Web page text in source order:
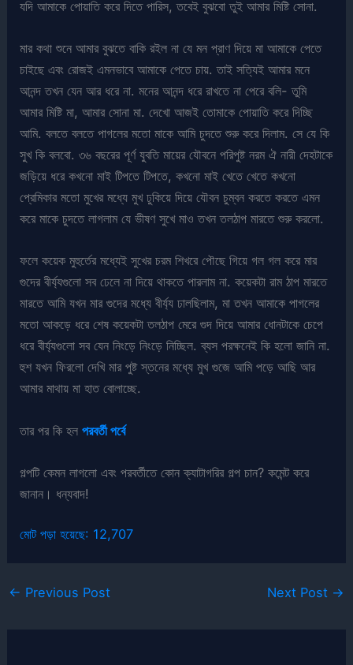
যদি আমাকে পোয়াতি করে দিতে পারিস, তবেই বুঝবো তুই আমার মিষ্টি সোনা.
মার কথা শুনে আমার বুঝতে বাকি রইল না যে মন প্রাণ দিয়ে মা আমাকে পেতে
চাইছে এবং রোজই এমনভাবে আমাকে পেতে চায়. তাই সত্যিই আমার মনে
আনন্দ তখন যেন আর ধরে না. মনের আনন্দ ধরে রাখতে না পেরে বলি- তুমি
আমার মিষ্টি মা, আমার সোনা মা. দেখো আজই তোমাকে পোয়াতি করে দিচ্ছি
আমি. বলতে বলতে পাগলের মতো মাকে আমি চুদতে শুরু করে দিলাম. সে যে কি
সুখ কি বলবো. ৩৬ বছরের পূর্ণ যুবতি মায়ের যৌবনে পরিপুষ্ট নরম ঐ নারী দেহটাকে
জড়িয়ে ধরে কখনো মাই টিপতে টিপতে, কখনো মাই খেতে খেতে কখনো
প্রেমিকার মতো মুখের মধ্যে মুখ ঢুকিয়ে দিয়ে যৌবন চুম্বন করতে করতে এমন
করে মাকে চুদতে লাগলাম যে ভীষণ সুখে মাও তখন তলঠাপ মারতে শুরু করলো.
ফলে কয়েক মুহুর্তের মধ্যেই সুখের চরম শিখরে পৌছে গিয়ে গল গল করে মার
গুদের বীর্য্যগুলো সব ঢেলে না দিয়ে থাকতে পারলাম না. কয়েকটা রাম ঠাপ মারতে
মারতে আমি যখন মার গুদের মধ্যে বীর্য্য ঢালছিলাম, মা তখন আমাকে পাগলের
মতো আকড়ে ধরে শেষ কয়েকটা তলঠাপ মেরে গুদ দিয়ে আমার ধোনটাকে চেপে
ধরে বীর্য্যগুলো সব যেন নিংড়ে নিংড়ে নিচ্ছিল. ব্যস পরক্ষনেই কি হলো জানি না.
হুশ যখন ফিরলো দেখি মার পুষ্ট স্তনের মধ্যে মুখ গুজে আমি পড়ে আছি আর
আমার মাথায় মা হাত বোলাচ্ছে.
তার পর কি হলপরবর্তী পর্বে
গল্পটি কেমন লাগলো এবং পরবর্তীতে কোন ক্যাটাগরির গল্প চান? কমেন্ট করে
জানান। ধন্যবাদ!
মোট পড়া হয়েছে: 12,707
← Previous Post Next Post →